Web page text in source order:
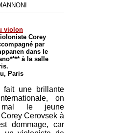
violon
Corey
par
dans le
à la salle
Paris
fait une brillante
on
mal le jeune
Cerovsek à
dommage, car